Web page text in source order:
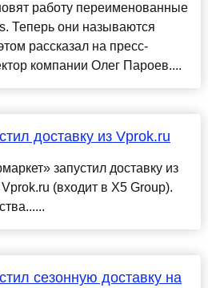
работу переименованные
Теперь они называются
рассказал на пресс-
компании Олег Пароев....
доставку из Vprok.ru
запустил доставку из
(входит в X5 Group).
сезонную доставку на